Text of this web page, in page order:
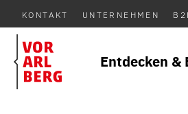
KONTAKT UNTERNEHMEN
Entdecken &